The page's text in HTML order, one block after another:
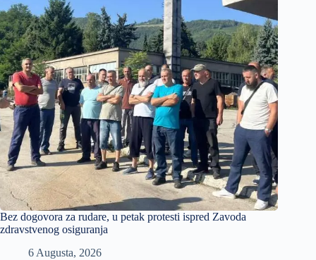
Bez dogovora za rudare, u petak protesti ispred Zavoda
zdravstvenog osiguranja
6 Augusta, 2026